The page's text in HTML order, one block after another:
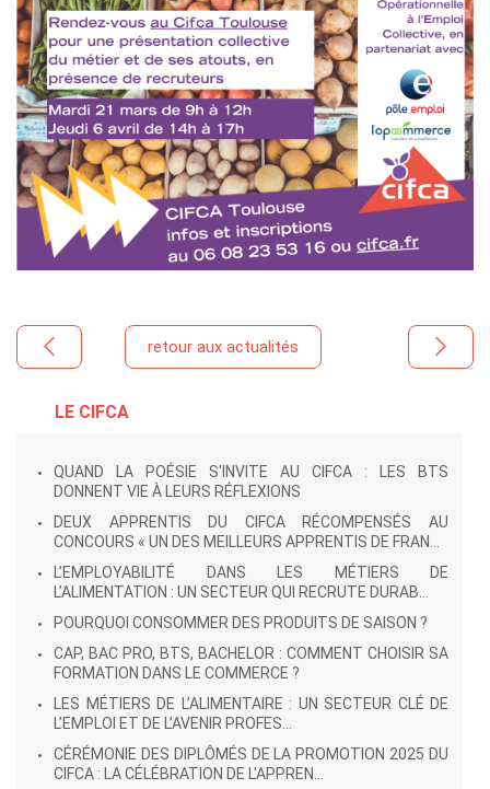
LE CIFCA
QUAND LA POÉSIE S'INVITE AU CIFCA : LES BTS
DONNENT VIE À LEURS RÉFLEXIONS
DEUX APPRENTIS DU CIFCA RÉCOMPENSÉS AU
CONCOURS « UN DES MEILLEURS APPRENTIS DE FRAN...
L’EMPLOYABILITÉ DANS LES MÉTIERS DE
L’ALIMENTATION : UN SECTEUR QUI RECRUTE DURAB...
POURQUOI CONSOMMER DES PRODUITS DE SAISON ?
CAP, BAC PRO, BTS, BACHELOR : COMMENT CHOISIR SA
FORMATION DANS LE COMMERCE ?
LES MÉTIERS DE L’ALIMENTAIRE : UN SECTEUR CLÉ DE
L’EMPLOI ET DE L’AVENIR PROFES...
CÉRÉMONIE DES DIPLÔMÉS DE LA PROMOTION 2025 DU
CIFCA : LA CÉLÉBRATION DE L'APPREN...
retour aux actualités